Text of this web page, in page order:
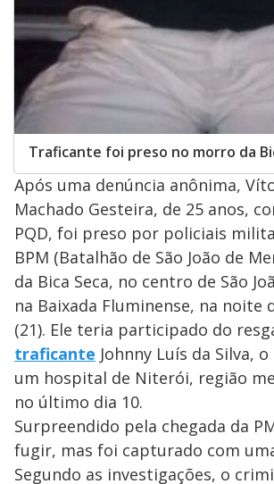
Traficante foi preso no morro da
Após uma denúncia anônima,
Machado Gesteira, de 25 anos,
PQD, foi preso por policiais
BPM (Batalhão de São João de
da Bica Seca, no centro de São
na Baixada Fluminense, na noite
(21). Ele teria participado do
traficante Johnny Luís da Silva,
um hospital de Niterói, região
no último dia 10.
Surpreendido pela chegada da
fugir, mas foi capturado com
Segundo as investigações, o